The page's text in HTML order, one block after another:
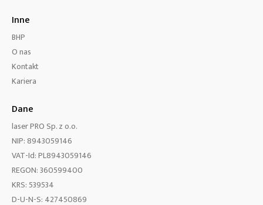
Inne
BHP
O nas
Kontakt
Kariera
Dane
laser PRO Sp. z o.o.
NIP: 8943059146
VAT-Id: PL8943059146
REGON: 360599400
KRS: 539534
D-U-N-S: 427450869